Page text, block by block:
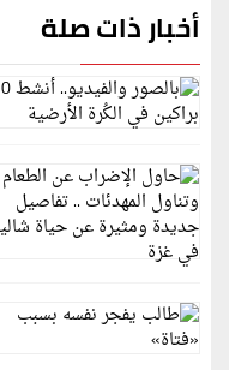
أخبار ذات صلة